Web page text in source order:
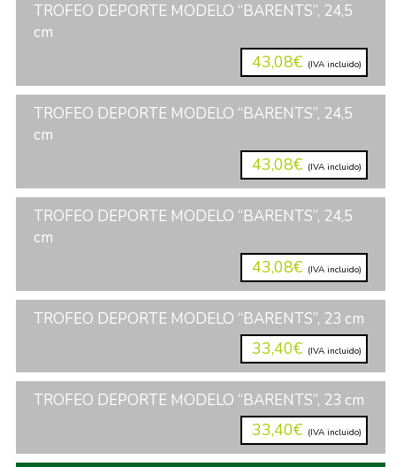
TROFEO DEPORTE MODELO “BARENTS”, 24,5
cm
43,08€ (IVA incluido)
TROFEO DEPORTE MODELO “BARENTS”, 24,5
cm
43,08€ (IVA incluido)
TROFEO DEPORTE MODELO “BARENTS”, 24,5
cm
43,08€ (IVA incluido)
TROFEO DEPORTE MODELO “BARENTS”, 23 cm
33,40€ (IVA incluido)
TROFEO DEPORTE MODELO “BARENTS”, 23 cm
33,40€ (IVA incluido)